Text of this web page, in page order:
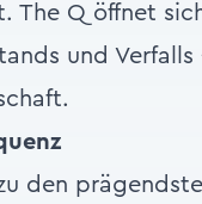
The Q öffnet
und
den